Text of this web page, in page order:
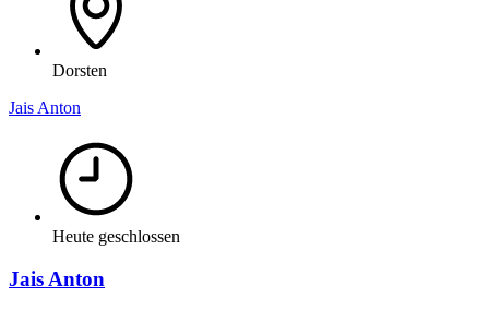
Dorsten
Jais Anton
Heute geschlossen
Jais Anton